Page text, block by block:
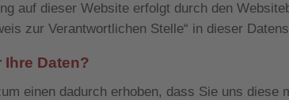
auf dieser Website erfolgt durch den
zur Verantwortlichen Stelle“ in dieser
Ihre Daten?
einen dadurch erhoben, dass Sie uns